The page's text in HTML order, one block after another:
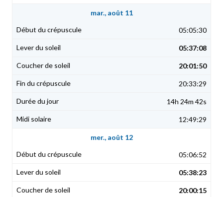
mar., août 11
05:05:30
05:37:08
20:01:50
20:33:29
14h 24m 42s
12:49:29
mer., août 12
05:06:52
05:38:23
20:00:15